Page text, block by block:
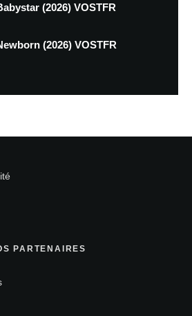
(2026) VOSTFR
(2026) VOSTFR
PARTENAIRES